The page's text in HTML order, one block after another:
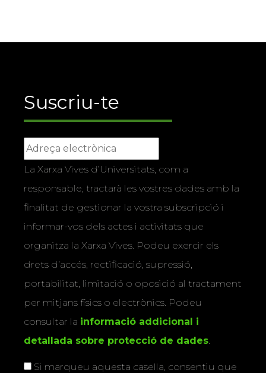
Suscriu-te
La Xarxa Vives d’Universitats, com a
responsable, tractarà les vostres dades amb la
finalitat de gestionar la vostra subscripció i
informar-vos dels actes i activitats que
organitza la Xarxa Vives. Podeu exercir els
drets d’accés, rectificació, supressió,
portabilitat, limitació o oposició al tractament
per mitjans físics o electrònics. Podeu
consultar la informació addicional i
detallada sobre protecció de dades
Si marqueu aquesta casella, consentiu que